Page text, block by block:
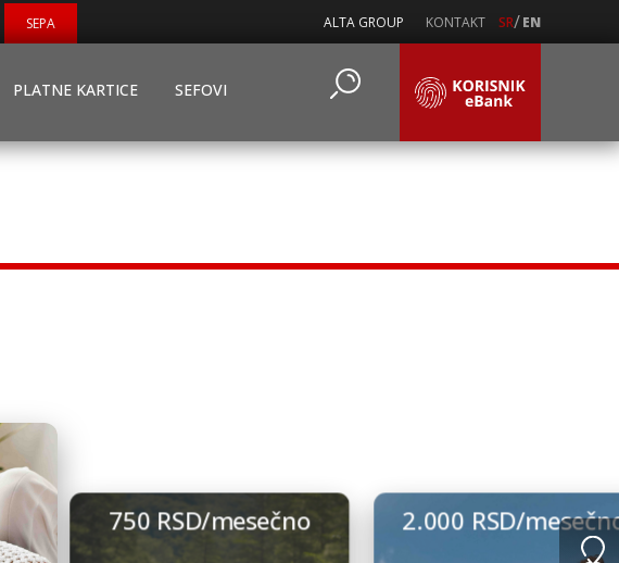
SEPA ALTA GROUP KONTAKT SR/EN
PLATNE KARTICE SEFOVI
750 RSD/mesečno 2.000 RSD/